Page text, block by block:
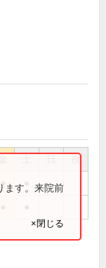
祝
●ます。来院前
×閉じる